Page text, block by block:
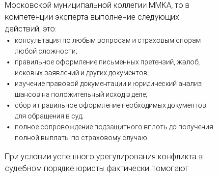
Московской муниципальной коллегии ММКА, то в
компетенции эксперта выполнение следующих
действий; это:
консультация по любым вопросам и страховым спорам
любой сложности;
правильное оформление письменных претензий, жалоб,
исковых заявлений и других документов;
изучение правовой документации и юридический анализ
шансов на положительный исход в деле;
сбор и правильное оформление необходимых документов
для обращения в суд;
полное сопровождение подзащитного вплоть до получения
полной выплаты по страховому случаю.
При условии успешного урегулирования конфликта в
судебном порядке юристы фактически помогают